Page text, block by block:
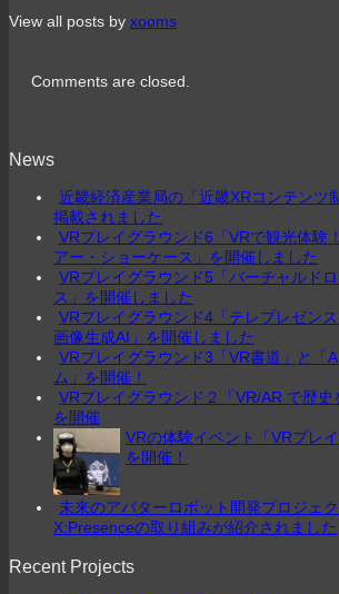
View all posts by xooms
Comments are closed.
News
近畿経済産業局の「近畿XRコンテンツ
掲載されました
VRプレイグラウンド6「VRで観光体験
アー・ショーケース」を開催しました
VRプレイグラウンド5「バーチャルド
ス」を開催しました
VRプレイグラウンド4「テレプレゼン
画像生成AI」を開催しました
VRプレイグラウンド3「VR書道」と「
ム」を開催！
VRプレイグラウンド２「VR/AR で歴史
を開催
VRの体験イベント「VRプレイ
を開催！
未来のアバターロボット開発プロジェ
X:Presenceの取り組みが紹介されました
Recent Projects